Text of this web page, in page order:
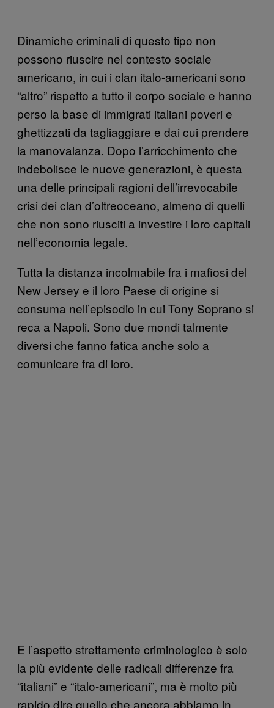
Dinamiche criminali di questo tipo non
possono riuscire nel contesto sociale
americano, in cui i clan italo-americani sono
“altro” rispetto a tutto il corpo sociale e hanno
perso la base di immigrati italiani poveri e
ghettizzati da tagliaggiare e dai cui prendere
la manovalanza. Dopo l’arricchimento che
indebolisce le nuove generazioni, è questa
una delle principali ragioni dell’irrevocabile
crisi dei clan d’oltreoceano, almeno di quelli
che non sono riusciti a investire i loro capitali
nell’economia legale.
Tutta la distanza incolmabile fra i mafiosi del
New Jersey e il loro Paese di origine si
consuma nell’episodio in cui Tony Soprano si
reca a Napoli. Sono due mondi talmente
diversi che fanno fatica anche solo a
comunicare fra di loro.
E l’aspetto strettamente criminologico è solo
la più evidente delle radicali differenze fra
“italiani” e “italo-americani”, ma è molto più
rapido dire quello che ancora abbiamo in